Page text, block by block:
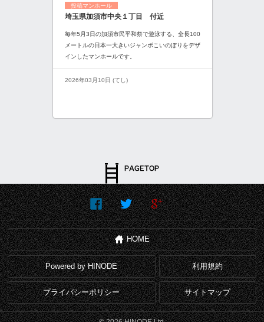
投稿マンホール
埼玉県加須市中央１丁目 付近
毎年5月3日の加須市民平和祭で遊泳する、全長100
メートルの日本一大きいジャンボこいのぼりをデザ
インしたマンホールです。
2026年03月10日 (てし)
HOME
Powered by HINODE 利用規約
プライバシーポリシー サイトマップ